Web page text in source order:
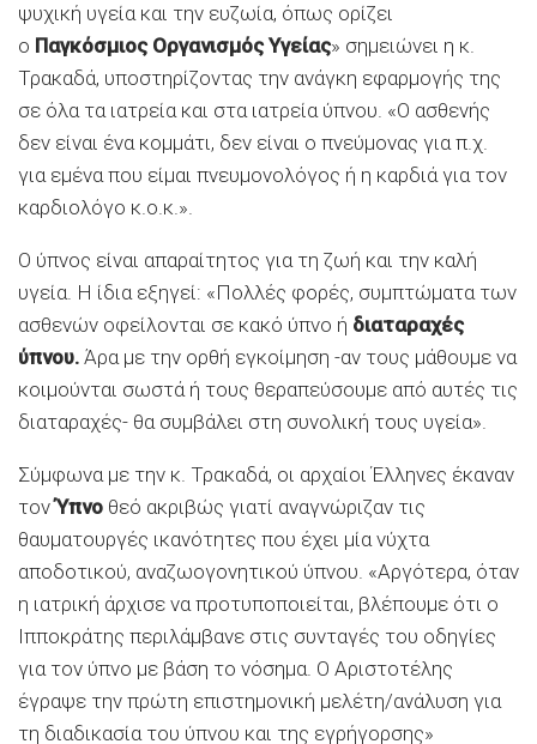
ψυχική υγεία και την ευζωία, όπως ορίζει
ο Παγκόσμιος Οργανισμός Υγείας» σημειώνει η κ.
Τρακαδά, υποστηρίζοντας την ανάγκη εφαρμογής της
σε όλα τα ιατρεία και στα ιατρεία ύπνου. «Ο ασθενής
δεν είναι ένα κομμάτι, δεν είναι ο πνεύμονας για π.χ.
για εμένα που είμαι πνευμονολόγος ή η καρδιά για τον
καρδιολόγο κ.ο.κ.».
Ο ύπνος είναι απαραίτητος για τη ζωή και την καλή
υγεία. Η ίδια εξηγεί: «Πολλές φορές, συμπτώματα των
ασθενών οφείλονται σε κακό ύπνο ή διαταραχές
ύπνου. Άρα με την ορθή εγκοίμηση -αν τους μάθουμε να
κοιμούνται σωστά ή τους θεραπεύσουμε από αυτές τις
διαταραχές- θα συμβάλει στη συνολική τους υγεία».
Σύμφωνα με την κ. Τρακαδά, οι αρχαίοι Έλληνες έκαναν
τονΎπνο θεό ακριβώς γιατί αναγνώριζαν τις
θαυματουργές ικανότητες που έχει μία νύχτα
αποδοτικού, αναζωογονητικού ύπνου. «Αργότερα, όταν
η ιατρική άρχισε να προτυποποιείται, βλέπουμε ότι ο
Ιπποκράτης περιλάμβανε στις συνταγές του οδηγίες
για τον ύπνο με βάση το νόσημα. Ο Αριστοτέλης
έγραψε την πρώτη επιστημονική μελέτη/ανάλυση για
τη διαδικασία του ύπνου και της εγρήγορσης»